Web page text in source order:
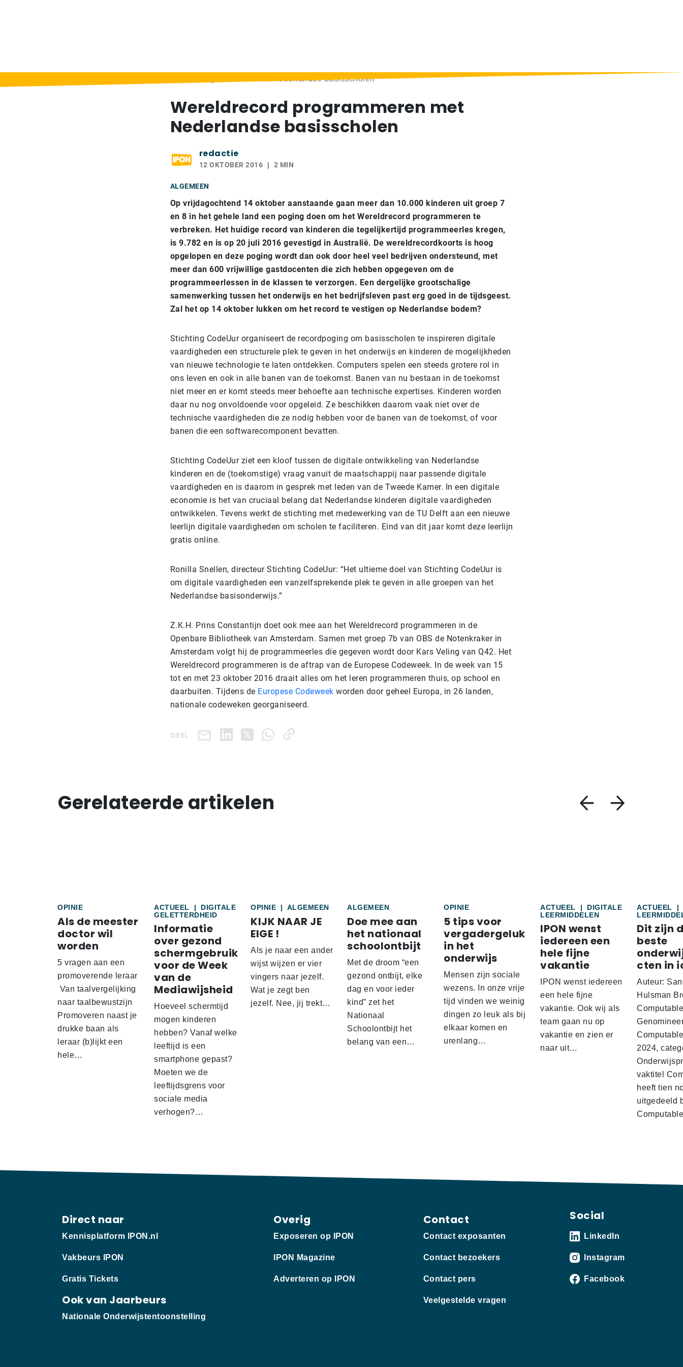
Wereldrecord programmeren met Nederlandse basisscholen
Wereldrecord programmeren met
Nederlandse basisscholen
redactie
12 OKTOBER 2016 2 MIN
ALGEMEEN
Op vrijdagochtend 14 oktober aanstaande gaan meer dan 10.000 kinderen uit groep 7
en 8 in het gehele land een poging doen om het Wereldrecord programmeren te
verbreken. Het huidige record van kinderen die tegelijkertijd programmeerles kregen,
is 9.782 en is op 20 juli 2016 gevestigd in Australië. De wereldrecordkoorts is hoog
opgelopen en deze poging wordt dan ook door heel veel bedrijven ondersteund, met
meer dan 600 vrijwillige gastdocenten die zich hebben opgegeven om de
programmeerlessen in de klassen te verzorgen. Een dergelijke grootschalige
samenwerking tussen het onderwijs en het bedrijfsleven past erg goed in de tijdsgeest.
Zal het op 14 oktober lukken om het record te vestigen op Nederlandse bodem?
Stichting CodeUur organiseert de recordpoging om basisscholen te inspireren digitale
vaardigheden een structurele plek te geven in het onderwijs en kinderen de mogelijkheden
van nieuwe technologie te laten ontdekken. Computers spelen een steeds grotere rol in
ons leven en ook in alle banen van de toekomst. Banen van nu bestaan in de toekomst
niet meer en er komt steeds meer behoefte aan technische expertises. Kinderen worden
daar nu nog onvoldoende voor opgeleid. Ze beschikken daarom vaak niet over de
technische vaardigheden die ze nodig hebben voor de banen van de toekomst, of voor
banen die een softwarecomponent bevatten.
Stichting CodeUur ziet een kloof tussen de digitale ontwikkeling van Nederlandse
kinderen en de (toekomstige) vraag vanuit de maatschappij naar passende digitale
vaardigheden en is daarom in gesprek met leden van de Tweede Kamer. In een digitale
economie is het van cruciaal belang dat Nederlandse kinderen digitale vaardigheden
ontwikkelen. Tevens werkt de stichting met medewerking van de TU Delft aan een nieuwe
leerlijn digitale vaardigheden om scholen te faciliteren. Eind van dit jaar komt deze leerlijn
gratis online.
Ronilla Snellen, directeur Stichting CodeUur: “Het ultieme doel van Stichting CodeUur is
om digitale vaardigheden een vanzelfsprekende plek te geven in alle groepen van het
Nederlandse basisonderwijs.”
Z.K.H. Prins Constantijn doet ook mee aan het Wereldrecord programmeren in de
Openbare Bibliotheek van Amsterdam. Samen met groep 7b van OBS de Notenkraker in
Amsterdam volgt hij de programmeerles die gegeven wordt door Kars Veling van Q42. Het
Wereldrecord programmeren is de aftrap van de Europese Codeweek. In de week van 15
tot en met 23 oktober 2016 draait alles om het leren programmeren thuis, op school en
daarbuiten. Tijdens de Europese Codeweek worden door geheel Europa, in 26 landen,
nationale codeweken georganiseerd.
DEEL
Gerelateerde artikelen
OPINIE
Als de meester
doctor wil
worden
5 vragen aan een
promoverende leraar
Van taalvergelijking
naar taalbewustzijn
Promoveren naast je
drukke baan als
leraar (b)lijkt een
hele…
ACTUEEL |
DIGITALE
GELETTERDHEID
Informatie
over gezond
schermgebruik
voor de Week
van de
Mediawijsheid
Hoeveel schermtijd
mogen kinderen
hebben? Vanaf welke
leeftijd is een
smartphone gepast?
Moeten we de
leeftijdsgrens voor
sociale media
verhogen?…
OPINIE | ALGEMEEN
KIJK NAAR JE
EIGE !
Als je naar een ander
wijst wijzen er vier
vingers naar jezelf.
Wat je zegt ben
jezelf. Nee, jij trekt…
ALGEMEEN
Doe mee aan
het nationaal
schoolontbijt
Met de droom “een
gezond ontbijt, elke
dag en voor ieder
kind” zet het
Nationaal
Schoolontbijt het
belang van een…
OPINIE
5 tips voor
vergadergeluk
in het
onderwijs
Mensen zijn sociale
wezens. In onze vrije
tijd vinden we weinig
dingen zo leuk als bij
elkaar komen en
urenlang…
ACTUEEL |
DIGITALE
LEERMIDDELEN
IPON wenst
iedereen een
hele fijne
vakantie
IPON wenst iedereen
een hele fijne
vakantie. Ook wij als
team gaan nu op
vakantie en zien er
naar uit…
ACTUEEL
|
Dit zijn
beste
cten in
Auteur:
Hulsman
Computable
2024,
vaktitel
heeft tien
uitgedeeld
Direct naar
Kennisplatform IPON.nl
Vakbeurs IPON
Gratis Tickets
Ook van Jaarbeurs
Nationale Onderwijstentoonstelling
Overig
Exposeren op IPON
IPON Magazine
Adverteren op IPON
Contact
Contact exposanten
Contact bezoekers
Contact pers
Veelgestelde vragen
Social
LinkedIn
Instagram
Facebook